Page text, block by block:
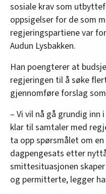
sosiale krav som
oppsigelser for de som
regjeringspartiene var
Audun Lysbakken.
Han poengterer at
regjeringen til å søke
gjennomføre forslag
– Vi vil nå gå grundig
klar til samtaler med
ta opp spørsmålet om
dagpengesats etter
smittesituasjonen
og permitterte, legger